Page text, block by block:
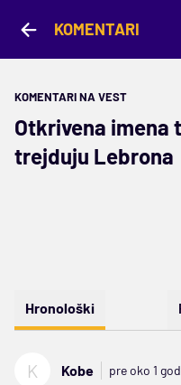
KOMENTARI
KOMENTARI NA VEST
Otkrivena imena
trejduju Lebrona
Hronološki
K Kobe pre oko 1